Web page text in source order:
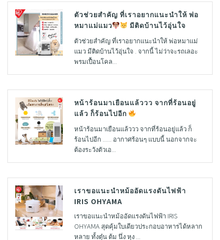
ตัวช่วยสำคัญ ที่เราอยากแนะนำให้ พ่อ
หมาแม่แมว
มีติดบ้านไว้อุ่นใจ
ตัวช่วยสำคัญ ที่เราอยากแนะนำให้ พ่อหมาแม่
แมว มีติดบ้านไว้อุ่นใจ . จากนี้ ไม่ว่าจะรถเลอะ
พรมเปื้อนโคล...
หน้าร้อนมาเยือนแล้ววว จากที่ร้อนอยู่
แล้ว ก็ร้อนไปอีก
หน้าร้อนมาเยือนแล้ววว จากที่ร้อนอยู่แล้ว ก็
ร้อนไปอีก ...... อากาศร้อนๆ แบบนี้ นอกจากจะ
ต้องระวังตัวเอ...
เราขอแนะนำหม้ออัดแรงดันไฟฟ้า
IRIS OHYAMA
เราขอแนะนำหม้ออัดแรงดันไฟฟ้า IRIS
OHYAMA สุดคุ้มใบเดียวประกอบอาหารได้หลาก
หลาย ทั้งตุ๋น ต้ม นึ่ง หุง ...